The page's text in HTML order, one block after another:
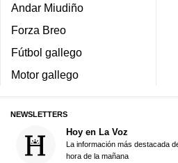
Andar Miudiño
Forza Breo
Fútbol gallego
Motor gallego
NEWSLETTERS
Hoy en La Voz
La información más destacada
hora de la mañana